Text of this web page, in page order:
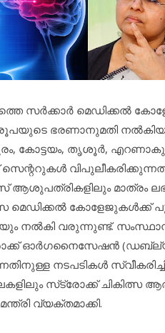
സര്‍ക്കാര്‍ മെഡിക്കല്‍
രൂപയുടെ ഭരണാനുമതി
കോട്ടയം, തൃശൂര്‍,
സെന്ററുകള്‍
മാത്രം
മെഡിക്കല്‍ കോളേജുകള്‍ക്ക്
നല്‍കി വരുന്നുണ്ട്.
ഓര്‍ഗനൈസേഷന്‍
നടപടികള്‍
സ്‌ട്രോക്ക് ചികിത്സ
വ്യക്തമാക്കി.